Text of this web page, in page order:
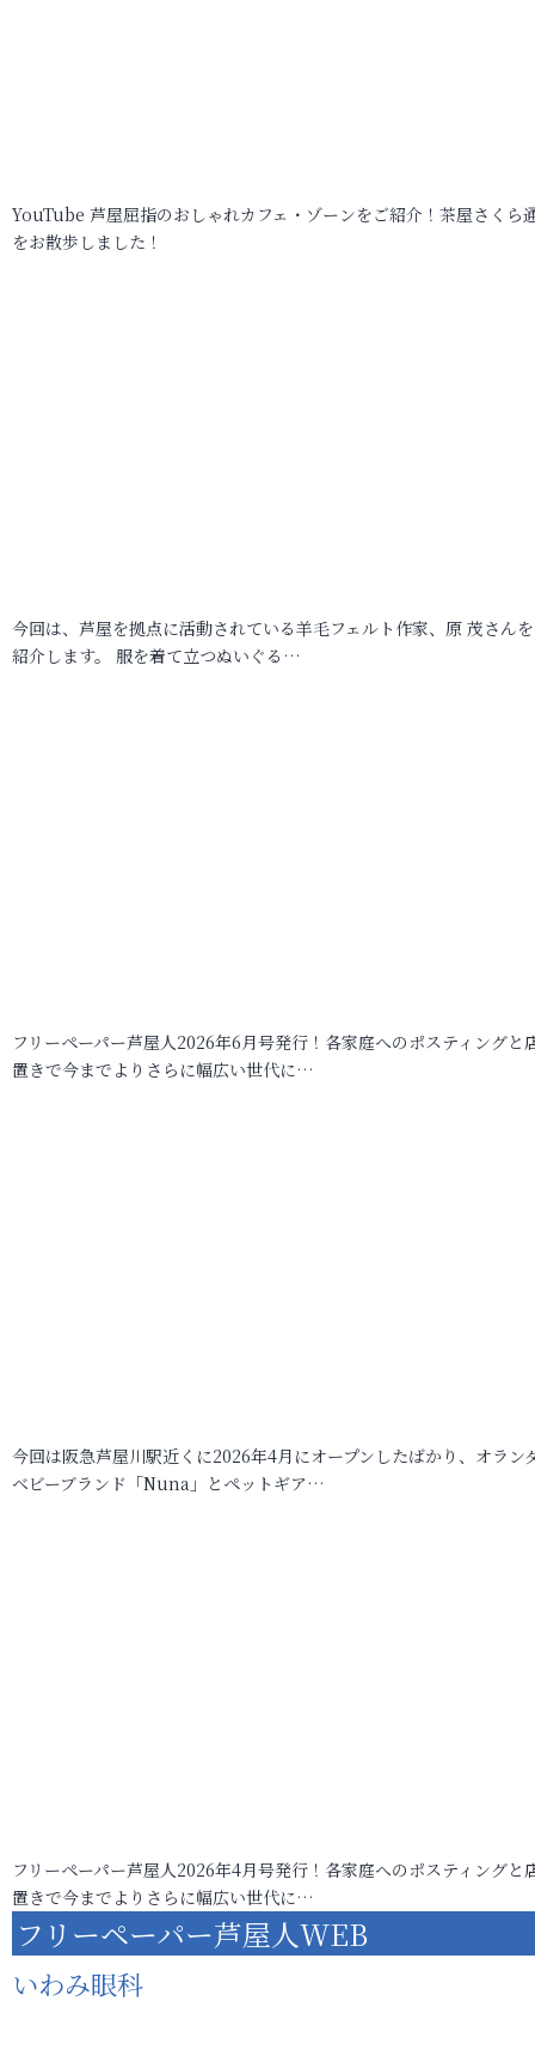
YouTube 芦屋屈指のおしゃれカフェ・ゾーンをご紹介！茶屋さくら
をお散歩しました！
今回は、芦屋を拠点に活動されている羊毛フェルト作家、原 茂さん
紹介します。 服を着て立つぬいぐる…
フリーペーパー芦屋人2026年6月号発行！各家庭へのポスティングと
置きで今までよりさらに幅広い世代に…
今回は阪急芦屋川駅近くに2026年4月にオープンしたばかり、オラン
ベビーブランド「Nuna」とペットギア…
フリーペーパー芦屋人2026年4月号発行！各家庭へのポスティングと
置きで今までよりさらに幅広い世代に…
フリーペーパー芦屋人WEB
いわみ眼科